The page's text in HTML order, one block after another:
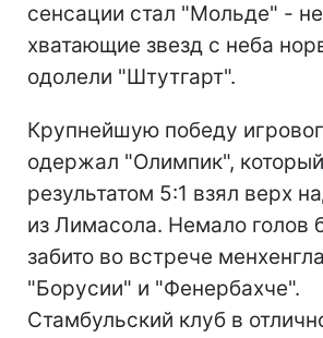
сенсации стал "Мольде" - не
хватающие звезд с неба
одолели "Штутгарт".
Крупнейшую победу
одержал "Олимпик",
результатом 5:1 взял верх
из Лимасола. Немало голов
забито во встрече
"Борусии" и "Фенербахче".
Стамбульский клуб в